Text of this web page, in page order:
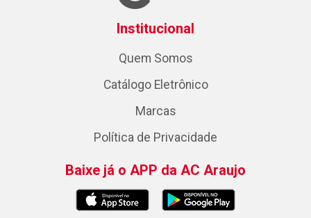
Institucional
Quem Somos
Catálogo Eletrônico
Marcas
Política de Privacidade
Baixe já o APP da AC Araujo